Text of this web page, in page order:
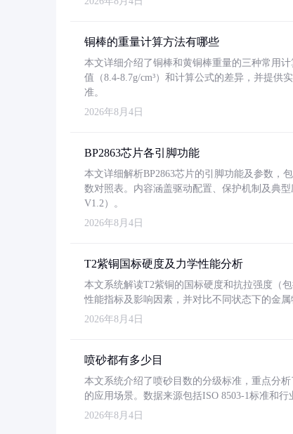
铜棒的重量计算方法有哪些
本文详细介绍了铜棒和黄铜棒重量的三种常用
值（8.4-8.7g/cm³）和计算公式的差异，并提供
准。
2026年8月4日
BP2863芯片各引脚功能
本文详细解析BP2863芯片的引脚功能及参数，
数对照表。内容涵盖驱动配置、保护机制及典
V1.2）。
2026年8月4日
T2紫铜国标硬度及力学性能分析
本文系统解读T2紫铜的国标硬度和抗拉强度（
性能指标及影响因素，并对比不同状态下的金属
2026年8月4日
喷砂都有多少目
本文系统介绍了喷砂目数的分级标准，重点分
的应用场景。数据来源包括ISO 8503-1标准和
2026年8月4日